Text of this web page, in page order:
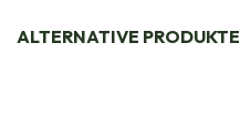
ALTERNATIVE PRODUKTE